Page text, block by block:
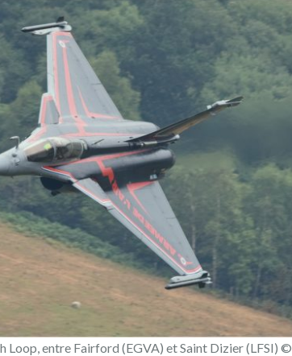
Loop, entre Fairford (EGVA) et Saint Dizier (LFSI) ©